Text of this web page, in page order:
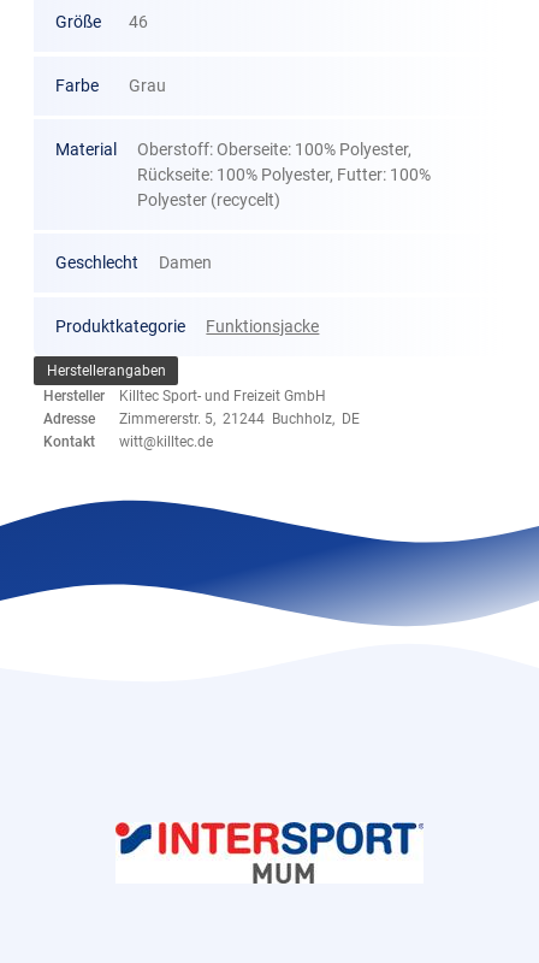
Größe 46
Farbe Grau
Material
Oberstoff: Oberseite: 100% Polyester,
Rückseite: 100% Polyester, Futter: 100%
Polyester (recycelt)
Geschlecht Damen
Produktkategorie Funktionsjacke
Herstellerangaben
Hersteller
Killtec Sport- und Freizeit GmbH
Adresse
Zimmererstr. 5, 21244 Buchholz, DE
Kontakt
witt@killtec.de